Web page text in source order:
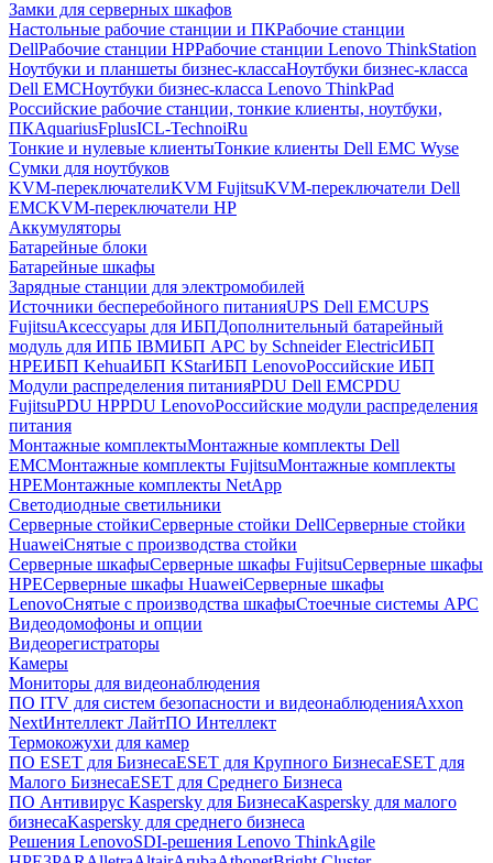
Замки для серверных шкафов
Настольные рабочие станции и ПКРабочие станции
DellРабочие станции HPРабочие станции Lenovo ThinkStation
Ноутбуки и планшеты бизнес-классаНоутбуки бизнес-класса
Dell EMCНоутбуки бизнес-класса Lenovo ThinkPad
Российские рабочие станции, тонкие клиенты, ноутбуки,
ПКAquariusFplusICL-TechnoiRu
Тонкие и нулевые клиентыТонкие клиенты Dell EMC Wyse
Сумки для ноутбуков
KVM-переключателиKVM FujitsuKVM-переключатели Dell
EMCKVM-переключатели HP
Аккумуляторы
Батарейные блоки
Батарейные шкафы
Зарядные станции для электромобилей
Источники бесперебойного питанияUPS Dell EMCUPS
FujitsuАксессуары для ИБПДополнительный батарейный
модуль для ИПБ IBMИБП APC by Schneider ElectricИБП
HPEИБП KehuaИБП KStarИБП LenovoРоссийские ИБП
Модули распределения питанияPDU Dell EMCPDU
FujitsuPDU HPPDU LenovoРоссийские модули распределения
питания
Монтажные комплектыМонтажные комплекты Dell
EMCМонтажные комплекты FujitsuМонтажные комплекты
HPEМонтажные комплекты NetApp
Светодиодные светильники
Серверные стойкиСерверные стойки DellСерверные стойки
HuaweiСнятые с производства стойки
Серверные шкафыСерверные шкафы FujitsuСерверные шкафы
HPEСерверные шкафы HuaweiСерверные шкафы
LenovoСнятые с производства шкафыСтоечные системы APC
Видеодомофоны и опции
Видеорегистраторы
Камеры
Мониторы для видеонаблюдения
ПО ITV для систем безопасности и видеонаблюденияAxxon
NextИнтеллект ЛайтПО Интеллект
Термокожухи для камер
ПО ESET для БизнесаESET для Крупного БизнесаESET для
Малого БизнесаESET для Среднего Бизнеса
ПО Антивирус Kaspersky для БизнесаKaspersky для малого
бизнесаKaspersky для среднего бизнеса
Решения LenovoSDI-решения Lenovo ThinkAgile